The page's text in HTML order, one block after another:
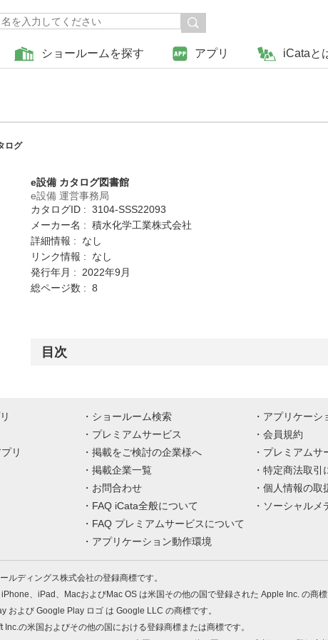
ショールームを探す アプリ iCataと
ログ
e設備 カタログ図書館
e設備 運営事務局
カタログID : 3104-SSS22093
メーカー名 : 積水化学工業株式会社
詳細情報 : なし
リンク情報 : なし
発行年月 : 2022年9月
総ページ数 : 8
目次
リ
ショールーム検索
プレミアムサービス
掲載をご検討の企業様へ
掲載企業一覧
お問合わせ
FAQ iCata全般について
FAQ プレミアムサービスについて
アプリケーション動作環境
アプリケーシ
会員規約
プレミアムサ
特定商法取引
個人情報の取
ソーシャルメ
ルディングス株式会社の登録商標です。
、iPad、MacおよびMac OS は米国その他の国で登録された Apple Inc. の商
および Google Play ロゴ は Google LLC の商標です。
の米国およびその他の国における登録商標または商標です。